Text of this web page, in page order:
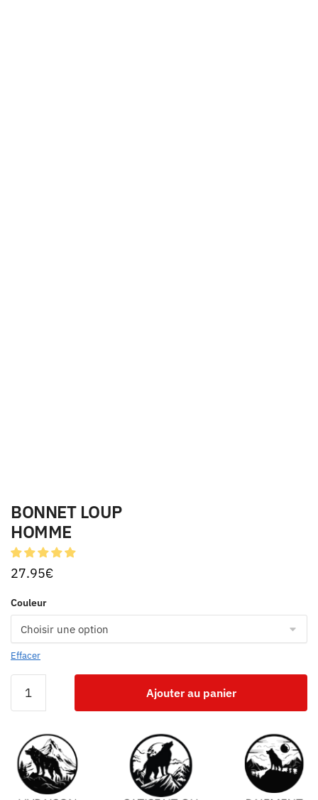
BONNET LOUP
HOMME
27.95€
Couleur
Effacer
Ajouter au panier